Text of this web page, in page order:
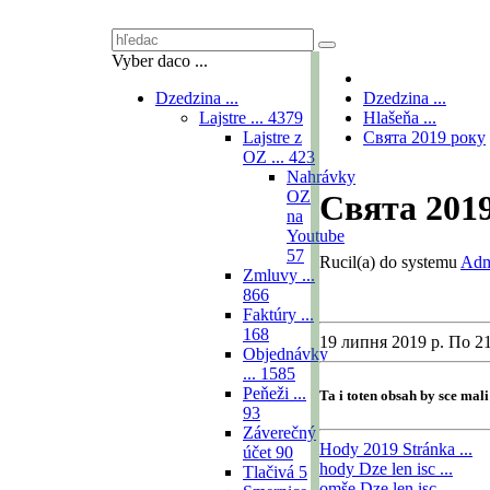
Vyber daco ...
Dzedzina ...
Lajstre ... 4379
Lajstre z
OZ ... 423
Nahrávky
OZ
na
Youtube
57
Zmluvy ...
866
Faktúry ...
168
Objednávky
... 1585
Peňeži ...
93
Záverečný
účet 90
Tlačivá 5
Dzedzina ...
Hlašeňa ...
Свята 2019 року
Свята
Rucil(a) do systemu
19 липня 2019 р. По
Ta i toten obsah by sce
Hody 2019 Stránka ...
hody Dze len isc ...